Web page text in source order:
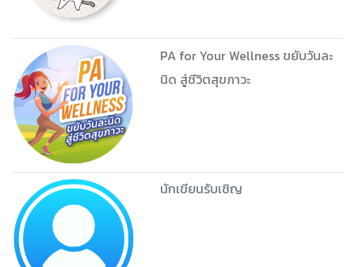
PA for Your Wellness ขยับวันละ
นิด สู่ชีวิตสุขภาวะ
นักเขียนรับเชิญ